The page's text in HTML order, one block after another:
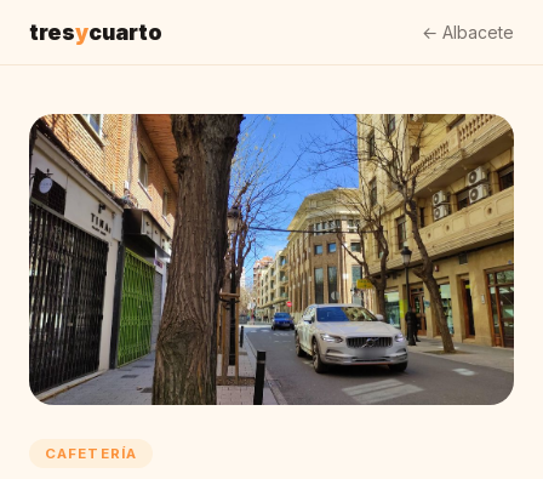
tresycuarto ← Albacete
CAFETERÍA